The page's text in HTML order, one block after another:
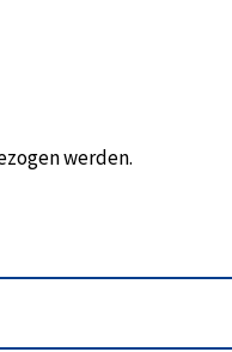
werden.